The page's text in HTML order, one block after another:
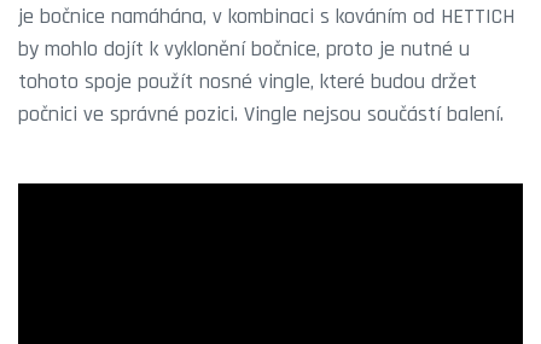
je bočnice namáhána, v kombinaci s kováním od HETTICH
by mohlo dojít k vyklonění bočnice, proto je nutné u
tohoto spoje použít nosné vingle, které budou držet
počnici ve správné pozici. Vingle nejsou součástí balení.